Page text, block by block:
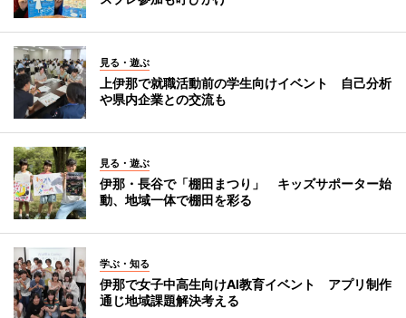
見る・遊ぶ
上伊那で就職活動前の学生向けイベント 自己分析
や県内企業との交流も
見る・遊ぶ
伊那・長谷で「棚田まつり」 キッズサポーター始
動、地域一体で棚田を彩る
学ぶ・知る
伊那で女子中高生向けAI教育イベント アプリ制作
通じ地域課題解決考える